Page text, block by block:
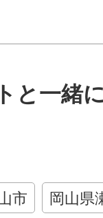
と一緒
市 岡山県